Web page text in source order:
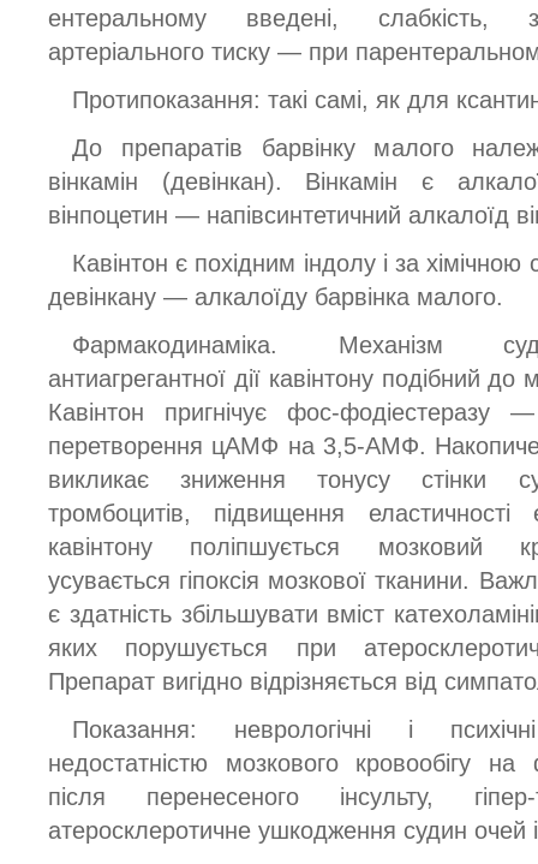
ентеральному введені, слабкість,
артеріального тиску — при
Протипоказання: такі самі, як для
До препаратів барвінку малого
вінкамін (девінкан). Вінкамін є
вінпоцетин — напівсинтетичний алкалоїд
Кавінтон є похідним індолу і за
девінкану — алкалоїду барвінка малого.
Фармакодинаміка. Механізм
антиагрегантної дії кавінтону подібний до
Кавінтон пригнічує фос-фодіестеразу
перетворення цАМФ на 3,5-АМФ.
викликає зниження тонусу стінки
тромбоцитів, підвищення
кавінтону поліпшується мозковий
усувається гіпоксія мозкової тканини.
є здатність збільшувати вміст
яких порушується при
Препарат вигідно відрізняється від
Показання: неврологічні і
недостатністю мозкового кровообігу
після перенесеного інсульту,
атеросклеротичне ушкодження судин очей